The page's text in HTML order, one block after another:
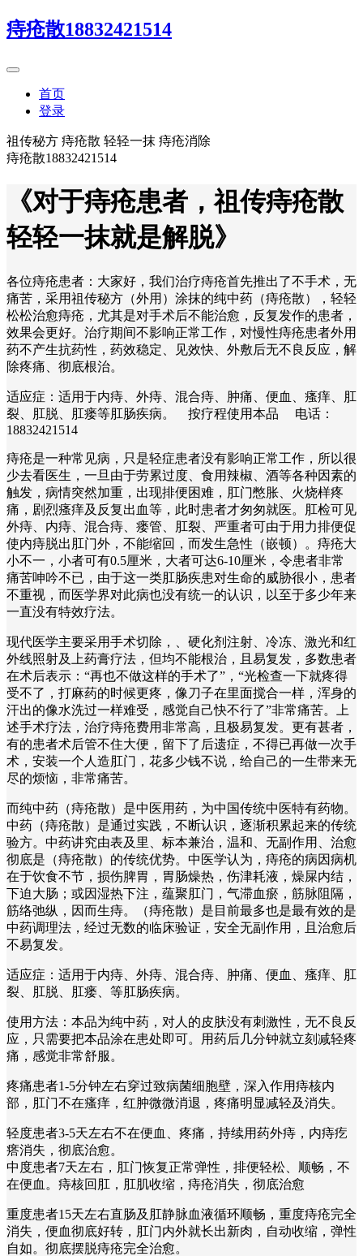
痔疮散18832421514
首页
登录
祖传秘方 痔疮散 轻轻一抹 痔疮消除
痔疮散18832421514
《对于痔疮患者，祖传痔疮散
轻轻一抹就是解脱》
各位痔疮患者：大家好，我们治疗痔疮首先推出了不手术，无
痛苦，采用祖传秘方（外用）涂抹的纯中药（痔疮散），轻轻
松松治愈痔疮，尤其是对手术后不能治愈，反复发作的患者，
效果会更好。治疗期间不影响正常工作，对慢性痔疮患者外用
药不产生抗药性，药效稳定、见效快、外敷后无不良反应，解
除疼痛、彻底根治。
适应症：适用于内痔、外痔、混合痔、肿痛、便血、瘙痒、肛
裂、肛脱、肛瘘等肛肠疾病。 按疗程使用本品 电话：
18832421514
痔疮是一种常见病，只是轻症患者没有影响正常工作，所以很
少去看医生，一旦由于劳累过度、食用辣椒、酒等各种因素的
触发，病情突然加重，出现排便困难，肛门憋胀、火烧样疼
痛，剧烈瘙痒及反复出血等，此时患者才匆匆就医。肛检可见
外痔、内痔、混合痔、瘘管、肛裂、严重者可由于用力排便促
使内痔脱出肛门外，不能缩回，而发生急性（嵌顿）。痔疮大
小不一，小者可有0.5厘米，大者可达6-10厘米，令患者非常
痛苦呻吟不已，由于这一类肛肠疾患对生命的威胁很小，患者
不重视，而医学界对此病也没有统一的认识，以至于多少年来
一直没有特效疗法。
现代医学主要采用手术切除，、硬化剂注射、冷冻、激光和红
外线照射及上药膏疗法，但均不能根治，且易复发，多数患者
在术后表示：“再也不做这样的手术了”，“光检查一下就疼得
受不了，打麻药的时候更疼，像刀子在里面搅合一样，浑身的
汗出的像水洗过一样难受，感觉自己快不行了”非常痛苦。上
述手术疗法，治疗痔疮费用非常高，且极易复发。更有甚者，
有的患者术后管不住大便，留下了后遗症，不得已再做一次手
术，安装一个人造肛门，花多少钱不说，给自己的一生带来无
尽的烦恼，非常痛苦。
而纯中药（痔疮散）是中医用药，为中国传统中医特有药物。
中药（痔疮散）是通过实践，不断认识，逐渐积累起来的传统
验方。中药讲究由表及里、标本兼治，温和、无副作用、治愈
彻底是（痔疮散）的传统优势。中医学认为，痔疮的病因病机
在于饮食不节，损伤脾胃，胃肠燥热，伤津耗液，燥屎内结，
下迫大肠；或因湿热下注，蕴聚肛门，气滞血瘀，筋脉阻隔，
筋络弛纵，因而生痔。（痔疮散）是目前最多也是最有效的是
中药调理法，经过无数的临床验证，安全无副作用，且治愈后
不易复发。
适应症：适用于内痔、外痔、混合痔、肿痛、便血、瘙痒、肛
裂、肛脱、肛瘘、等肛肠疾病。
使用方法：本品为纯中药，对人的皮肤没有刺激性，无不良反
应，只需要把本品涂在患处即可。用药后几分钟就立刻减轻疼
痛，感觉非常舒服。
疼痛患者1-5分钟左右穿过致病菌细胞壁，深入作用痔核内
部，肛门不在瘙痒，红肿微微消退，疼痛明显减轻及消失。
轻度患者3-5天左右不在便血、疼痛，持续用药外痔，内痔疙
瘩消失，彻底治愈。
中度患者7天左右，肛门恢复正常弹性，排便轻松、顺畅，不
在便血。痔核回肛，肛肌收缩，痔疮消失，彻底治愈
重度患者15天左右直肠及肛静脉血液循环顺畅，重度痔疮完全
消失，便血彻底好转，肛门内外就长出新肉，自动收缩，弹性
自如。彻底摆脱痔疮完全治愈。